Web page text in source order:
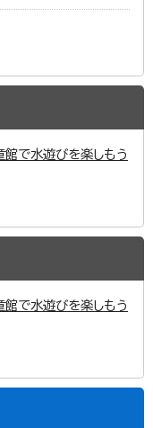
館で水遊びを楽しもう
館で水遊びを楽しもう